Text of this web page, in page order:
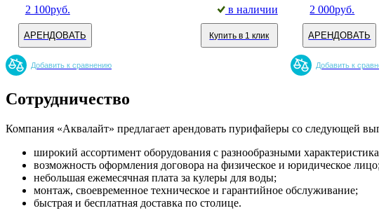
2 100руб. в наличии
АРЕНДОВАТЬ Купить в 1 клик
Добавить к сравнению
2 000руб.
АРЕНДОВАТЬ
Добавить к
Сотрудничество
Компания «Аквалайт» предлагает арендовать пурифайеры со следующей
широкий ассортимент оборудования с разнообразными
возможность оформления договора на физическое и юридическое лицо;
небольшая ежемесячная плата за кулеры для воды;
монтаж, своевременное техническое и гарантийное обслуживание;
быстрая и бесплатная доставка по столице.